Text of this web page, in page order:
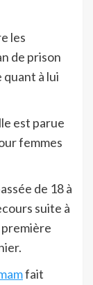
les
de prison
à lui
est parue
femmes
de 18 à
suite à
fait